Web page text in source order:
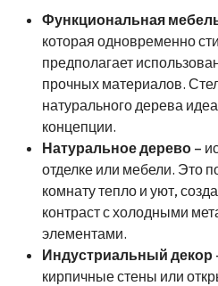
Функциональная
которая одновременно
предполагает
прочных материалов.
натурального дерева
концепции.
Натуральное дерево –
отделке или мебели. Это
комнату тепло и уют,
контраст с холодными
элементами.
Индустриальный декор
кирпичные стены или